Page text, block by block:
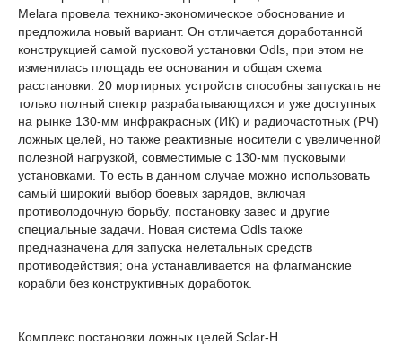
Melara провела технико-экономическое обоснование и
предложила новый вариант. Он отличается доработанной
конструкцией самой пусковой установки Odls, при этом не
изменилась площадь ее основания и общая схема
расстановки. 20 мортирных устройств способны запускать не
только полный спектр разрабатывающихся и уже доступных
на рынке 130-мм инфракрасных (ИК) и радиочастотных (РЧ)
ложных целей, но также реактивные носители с увеличенной
полезной нагрузкой, совместимые с 130-мм пусковыми
установками. То есть в данном случае можно использовать
самый широкий выбор боевых зарядов, включая
противолодочную борьбу, постановку завес и другие
специальные задачи. Новая система Odls также
предназначена для запуска нелетальных средств
противодействия; она устанавливается на флагманские
корабли без конструктивных доработок.
Комплекс постановки ложных целей Sclar-H